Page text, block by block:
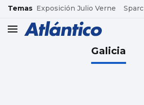
common.go-to-content
Temas Exposición Julio Verne Sparc
header.menu.open
Galicia